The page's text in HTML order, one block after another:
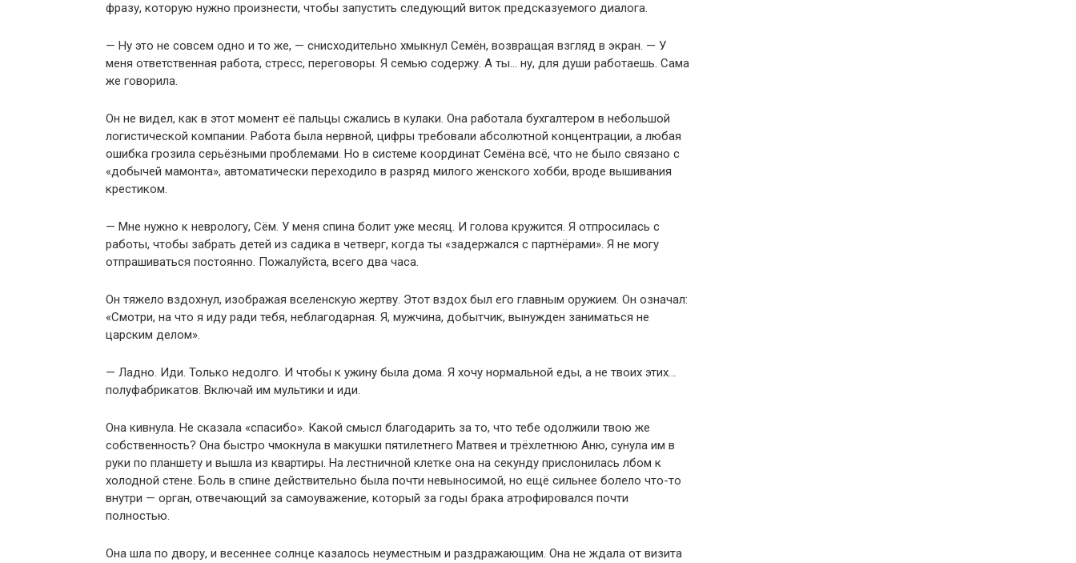
фразу, которую нужно произнести, чтобы запустить следующий виток предсказуемого диалога.
— Ну это не совсем одно и то же, — снисходительно хмыкнул Семён, возвращая взгляд в экран. — У
меня ответственная работа, стресс, переговоры. Я семью содержу. А ты… ну, для души работаешь. Сама
же говорила.
Он не видел, как в этот момент её пальцы сжались в кулаки. Она работала бухгалтером в небольшой
логистической компании. Работа была нервной, цифры требовали абсолютной концентрации, а любая
ошибка грозила серьёзными проблемами. Но в системе координат Семёна всё, что не было связано с
«добычей мамонта», автоматически переходило в разряд милого женского хобби, вроде вышивания
крестиком.
— Мне нужно к неврологу, Сём. У меня спина болит уже месяц. И голова кружится. Я отпросилась с
работы, чтобы забрать детей из садика в четверг, когда ты «задержался с партнёрами». Я не могу
отпрашиваться постоянно. Пожалуйста, всего два часа.
Он тяжело вздохнул, изображая вселенскую жертву. Этот вздох был его главным оружием. Он означал:
«Смотри, на что я иду ради тебя, неблагодарная. Я, мужчина, добытчик, вынужден заниматься не
царским делом».
— Ладно. Иди. Только недолго. И чтобы к ужину была дома. Я хочу нормальной еды, а не твоих этих…
полуфабрикатов. Включай им мультики и иди.
Она кивнула. Не сказала «спасибо». Какой смысл благодарить за то, что тебе одолжили твою же
собственность? Она быстро чмокнула в макушки пятилетнего Матвея и трёхлетнюю Аню, сунула им в
руки по планшету и вышла из квартиры. На лестничной клетке она на секунду прислонилась лбом к
холодной стене. Боль в спине действительно была почти невыносимой, но ещё сильнее болело что-то
внутри — орган, отвечающий за самоуважение, который за годы брака атрофировался почти
полностью.
Она шла по двору, и весеннее солнце казалось неуместным и раздражающим. Она не ждала от визита